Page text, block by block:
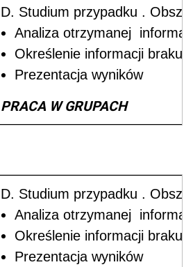
D. Studium przypadku .
Analiza otrzymanej
Określenie informacji
Prezentacja wyników
PRACA W GRUPACH
D. Studium przypadku .
Analiza otrzymanej
Określenie informacji
Prezentacja wyników